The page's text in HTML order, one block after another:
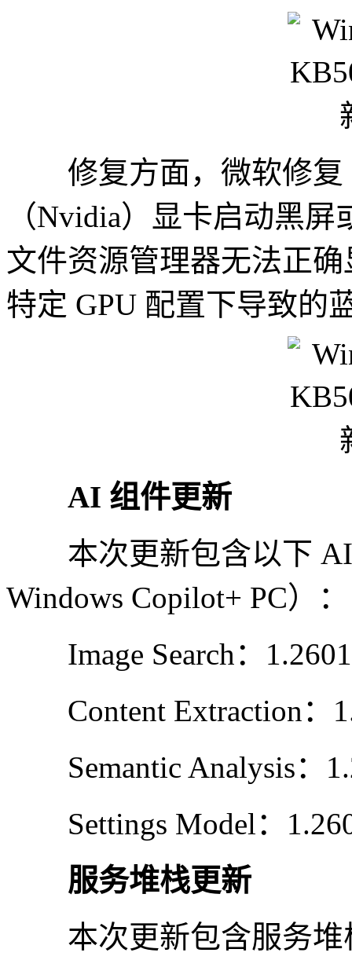
修复方面，微软修复
（Nvidia）显卡启动黑
文件资源管理器无法正
特定 GPU 配置下导致的
AI 组件更新
本次更新包含以下 AI
Windows Copilot+ PC）：
Image Search：
Content Extraction：
Semantic Analysis：
Settings Model：
服务堆栈更新
本次更新包含服务堆